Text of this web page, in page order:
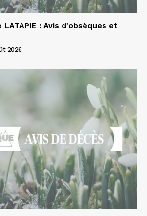
LATAPIE : Avis d'obsèques et
2026